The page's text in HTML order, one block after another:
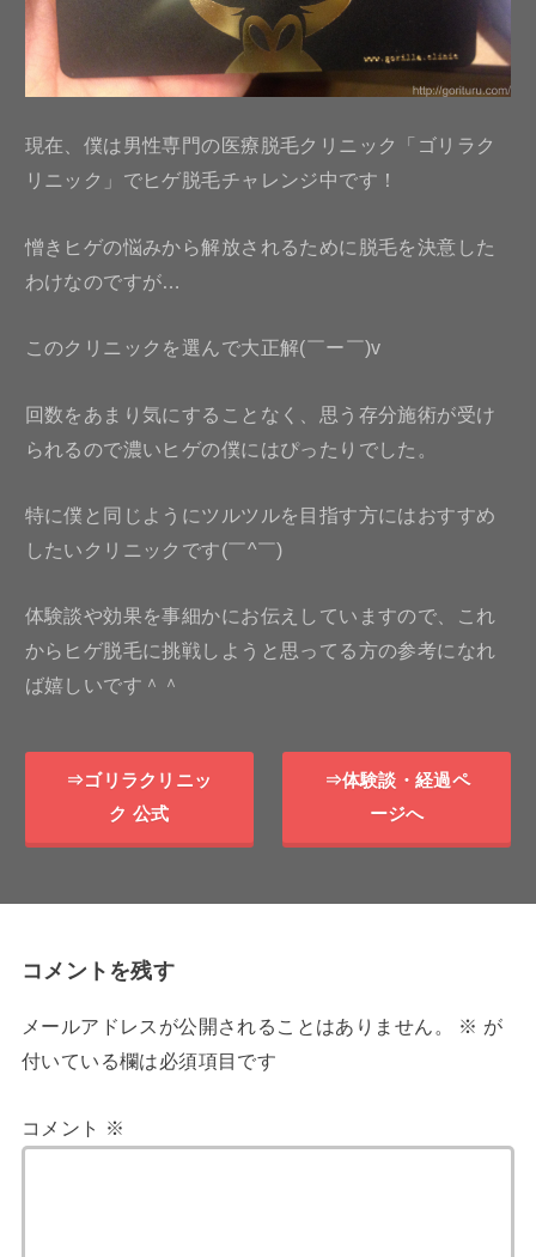
現在、僕は男性専門の医療脱毛クリニック「ゴリラク
リニック」でヒゲ脱毛チャレンジ中です！
憎きヒゲの悩みから解放されるために脱毛を決意した
わけなのですが…
このクリニックを選んで大正解(￣ー￣)v
回数をあまり気にすることなく、思う存分施術が受け
られるので濃いヒゲの僕にはぴったりでした。
特に僕と同じようにツルツルを目指す方にはおすすめ
したいクリニックです(￣^￣)ゞ
体験談や効果を事細かにお伝えしていますので、これ
からヒゲ脱毛に挑戦しようと思ってる方の参考になれ
ば嬉しいです＾＾
⇒ゴリラクリニッ
ク 公式
⇒体験談・経過ペ
ージへ
コメントを残す
メールアドレスが公開されることはありません。 ※ が
付いている欄は必須項目です
コメント ※